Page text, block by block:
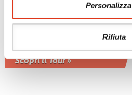
Personalizza
Rifiuta
Thailandia da nord a
sud
Tour privato 11 notti con guida in
Scopri il Tour »